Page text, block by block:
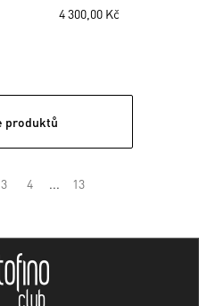
4 300,00 Kč
produktů
3 4 ... 13